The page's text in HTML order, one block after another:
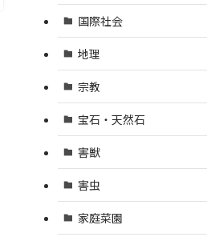
国際社会
地理
宗教
宝石・天然石
害獣
害虫
家庭菜園